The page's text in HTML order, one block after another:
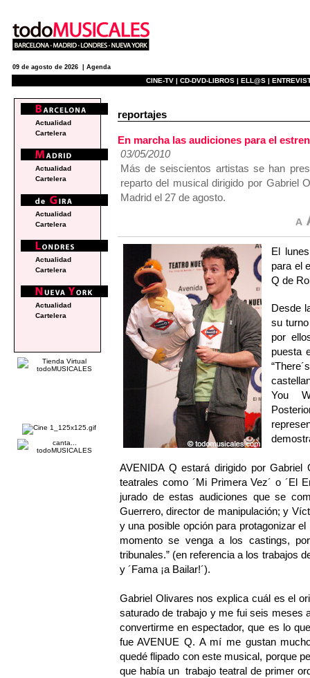
09 de agosto de 2026 | Agenda
CINE-TV | CD-DVD-LIBROS | ELL@S |
reportajes
En marcha las audiciones para el
03/05/2010
Más de seiscientos artistas se han
reparto del musical dirigido por Gabriel
Madrid el 27 de agosto.
El
para el
Q de
Desde
su
por
puesta
You
AVENIDA Q estará dirigido por Gabriel
teatrales como ´Mi Primera Vez´ o ´El
jurado de estas audiciones que se
Guerrero, director de manipulación; y
y una posible opción para protagonizar
momento se venga a los castings,
tribunales.” (en referencia a los trabajos
y ´Fama ¡a Bailar!´).
Gabriel Olivares nos explica cuál es el
saturado de trabajo y me fui seis meses
convertirme en espectador, que es lo
fue AVENUE Q. A mí me gustan
quedé flipado con este musical, porque
que había un trabajo teatral de primer
Actualidad
Cartelera
Actualidad
Cartelera
Actualidad
Cartelera
Actualidad
Cartelera
Actualidad
Cartelera